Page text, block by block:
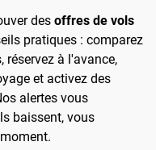
des offres de vols
pratiques : comparez
réservez à l'avance,
et activez des
alertes vous
baissent, vous